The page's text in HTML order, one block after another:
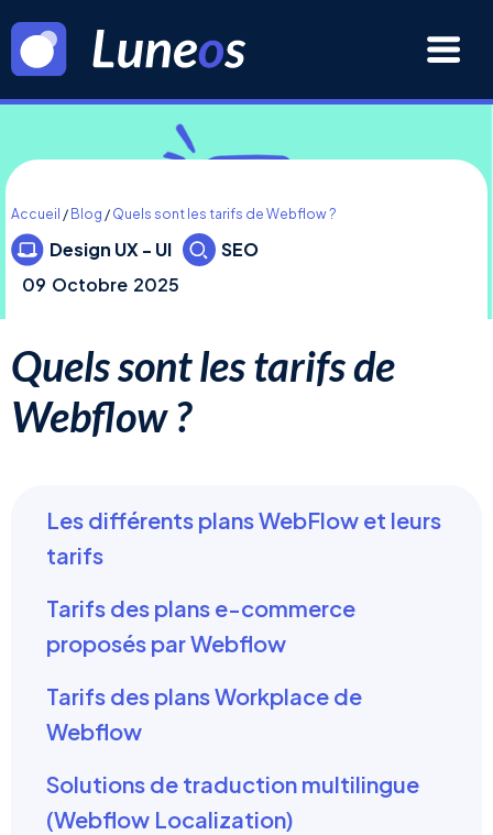
Accueil / Blog / Quels sont les tarifs de Webflow ?
Design UX - UI
SEO
09 Octobre 2025
Quels sont les tarifs de
Webflow ?
Les différents plans WebFlow et leurs
tarifs
Tarifs des plans e-commerce
proposés par Webflow
Tarifs des plans Workplace de
Webflow
Solutions de traduction multilingue
(Webflow Localization)